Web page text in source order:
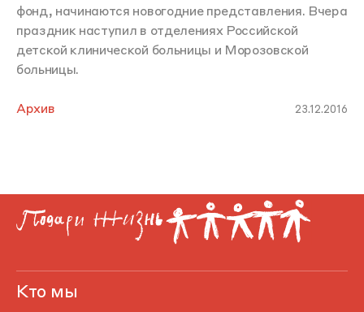
фонд, начинаются новогодние представления. Вчера
праздник наступил в отделениях Российской
детской клинической больницы и Морозовской
больницы.
Архив 23.12.2016
Кто мы